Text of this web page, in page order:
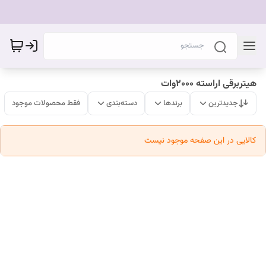
هیتربرقی اراسته ۲۰۰۰وات
جدیدترین برندها دسته‌بندی فقط محصولات موجود
کالایی در این صفحه موجود نیست